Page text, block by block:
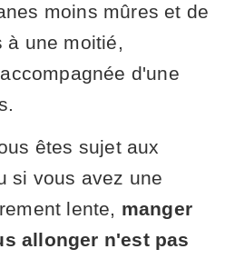
moins mûres et de
à une moitié,
d'une
êtes sujet aux
si vous avez une
lente, manger
allonger n'est pas